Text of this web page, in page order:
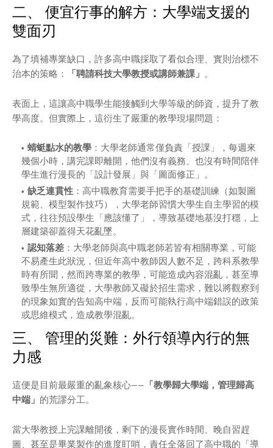
二、 便宜行事的解方：大學端支援的
雙面刃
為了填補專業缺口，許多高中職採取了看似合理、實則治標不
治本的策略：
「聘請科技大學教授或講師兼課」 。
表面上，這讓高中職學生能接觸到大學等級的師資，提升了教
學高度。但實際上，這衍生了嚴重的教學現場問題：
蜻蜓點水的教學 ：大學老師通常僅負責「授課」，每週來
幾個小時，講完課即離開，他們沒有義務、也沒有時間陪伴
學生進行漫長的「設計發展」與「圖面修正」。
缺乏連貫性 ：高中職教育需要手把手的基礎訓練（如製圖
規範、模型製作技巧），大學老師習慣大學生自主學習的模
式，往往預設學生「應該懂了」，導致基礎地基沒打穩，上
層建築卻蓋得天花亂墜。
認知落差 ：大學老師與高中職老師若皆有相關專業，可能
不易產生此狀況，但近年高中教師因人數不足，跨科系教學
時有所聞，然而跨專業的教學，可能造成內容混亂，甚至導
致學生無所適從，大學教師又礙於招生需求，難以將觀察到
的現象如實的告知高中端，反而可能執行高中端錯誤的政策
或思維模式，造成教學混亂。
三、 管理的災難：外行領導內行的無
力感
這便是目前最嚴重的亂象核心—— 「教學歸大學端，管理歸高
中端」 的荒謬分工。
當大學教授上完課離開後，剩下的漫長實作時間、晚自習趕
圖、甚至是畢業製作的進度盯哨，責任全落回了高中職的「導